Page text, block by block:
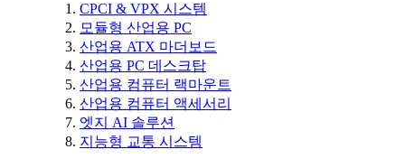
CPCI & VPX 시스템
모듈형 산업용 PC
산업용 ATX 마더보드
산업용 PC 데스크탑
산업용 컴퓨터 랙마운트
산업용 컴퓨터 액세서리
엣지 AI 솔루션
지능형 교통 시스템